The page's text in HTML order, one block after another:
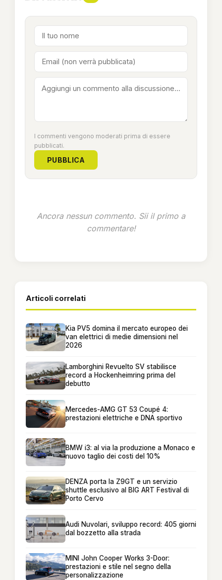
I commenti vengono moderati prima di essere
pubblicati.
PUBBLICA
Ancora nessun commento. Sii il primo a
commentare!
Articoli correlati
Kia PV5 domina il mercato europeo dei
van elettrici di medie dimensioni nel
2026
Lamborghini Revuelto SV stabilisce
record a Hockenheimring prima del
debutto
Mercedes-AMG GT 53 Coupé 4:
prestazioni elettriche e DNA sportivo
BMW i3: al via la produzione a Monaco e
nuovo taglio dei costi del 10%
DENZA porta la Z9GT e un servizio
shuttle esclusivo al BIG ART Festival di
Porto Cervo
Audi Nuvolari, sviluppo record: 405 giorni
dal bozzetto alla strada
MINI John Cooper Works 3-Door:
prestazioni e stile nel segno della
personalizzazione